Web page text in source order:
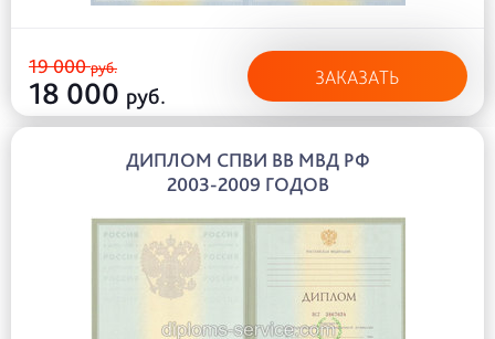
19 000руб.
18 000 руб.
ЗАКАЗАТЬ
ДИПЛОМ СПВИ ВВ МВД РФ
2003-2009 ГОДОВ